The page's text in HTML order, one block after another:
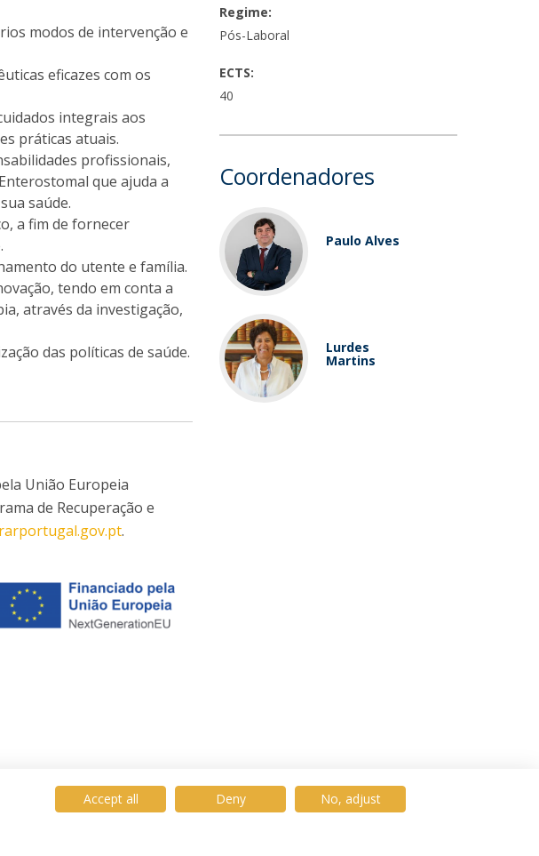
modos de intervenção e
eficazes com os
integrais aos
práticas atuais.
profissionais,
que ajuda a
saúde.
a fim de fornecer
do utente e família.
tendo em conta a
através da investigação,
das políticas de saúde.
União Europeia
de Recuperação e
.
Regime:
Pós-Laboral
ECTS:
40
Coordenadores
Paulo Alves
Lurdes
Martins
Accept all Deny No, adjust